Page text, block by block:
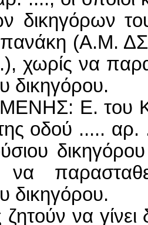
δικηγόρων
(Α.Μ.
χωρίς να
δικηγόρου.
Ε. του
οδού .....
δικηγόρου.
ζητούν να